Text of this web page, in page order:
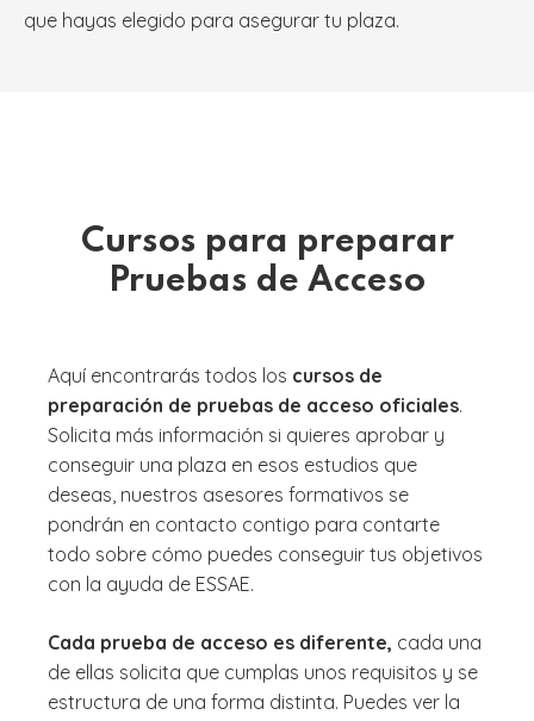
que hayas elegido para asegurar tu plaza.
Cursos para preparar
Pruebas de Acceso
Aquí encontrarás todos los cursos de
preparación de pruebas de acceso oficiales.
Solicita más información si quieres aprobar y
conseguir una plaza en esos estudios que
deseas, nuestros asesores formativos se
pondrán en contacto contigo para contarte
todo sobre cómo puedes conseguir tus objetivos
con la ayuda de ESSAE.
Cada prueba de acceso es diferente, cada una
de ellas solicita que cumplas unos requisitos y se
estructura de una forma distinta. Puedes ver la